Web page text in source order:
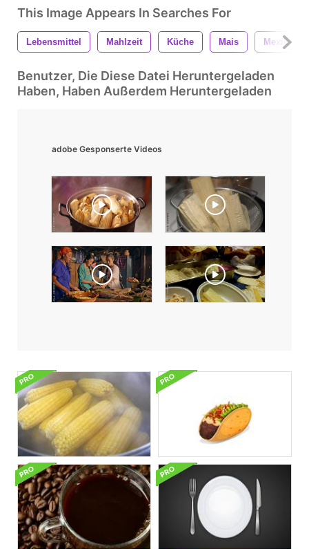
This Image Appears In Searches For
Lebensmittel Mahlzeit Küche Mais Mexikaner
Benutzer, Die Diese Datei Heruntergeladen
Haben, Haben Außerdem Heruntergeladen
adobe Gesponserte Videos